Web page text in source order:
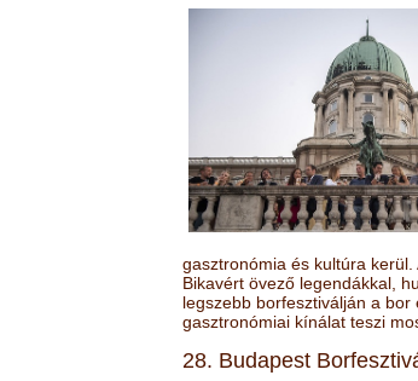
gasztronómia és kultúra
Bikavért övező legendákkal,
legszebb borfesztiválján a
gasztronómiai kínálat teszi
28. Budapest